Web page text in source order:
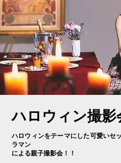
ハロウィン撮影
ハロウィンをテーマにした可愛いセ
ラマン
による親子撮影会！！